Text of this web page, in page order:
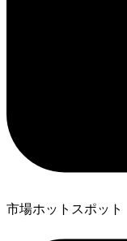
市場ホットスポット